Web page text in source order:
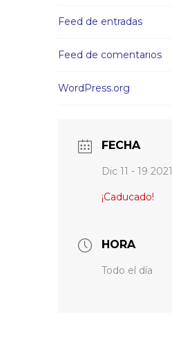
Feed de entradas
Feed de comentarios
WordPress.org
FECHA
Dic 11 - 19 2021
¡Caducado!
HORA
Todo el día